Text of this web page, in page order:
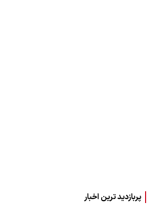
پربازدید ترین اخبار